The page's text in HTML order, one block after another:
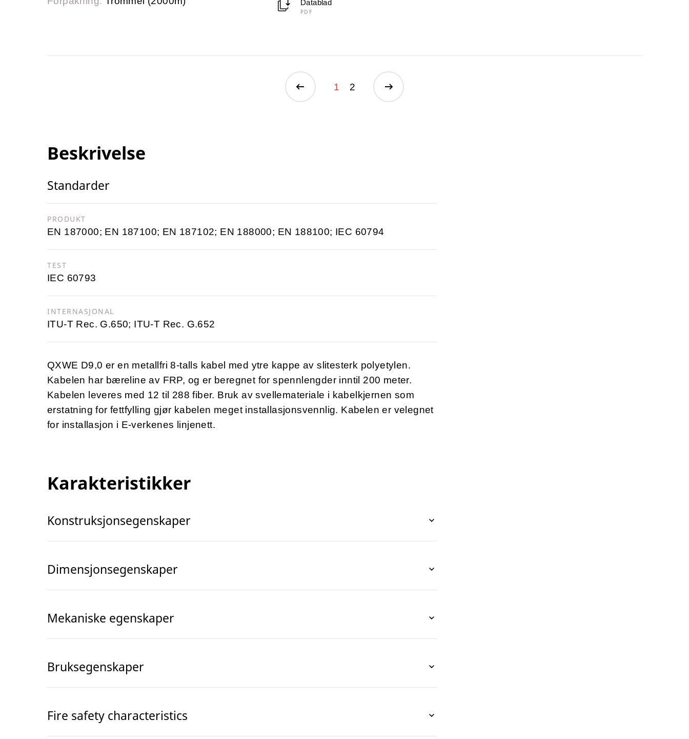
Datablad
PDF
1 2
Beskrivelse
Standarder
PRODUKT
EN 187000; EN 187100; EN 187102; EN 188000; EN 188100; IEC 60794
TEST
IEC 60793
INTERNASJONAL
ITU-T Rec. G.650; ITU-T Rec. G.652
QXWE D9,0 er en metallfri 8-talls kabel med ytre kappe av slitesterk polyetylen.
Kabelen har bæreline av FRP, og er beregnet for spennlengder inntil 200 meter.
Kabelen leveres med 12 til 288 fiber. Bruk av svellemateriale i kabelkjernen som
erstatning for fettfylling gjør kabelen meget installasjonsvennlig. Kabelen er velegnet
for installasjon i E-verkenes linjenett.
Karakteristikker
Konstruksjonsegenskaper
Dimensjonsegenskaper
Mekaniske egenskaper
Bruksegenskaper
Fire safety characteristics